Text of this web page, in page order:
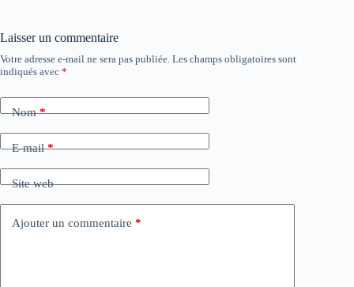
Laisser un commentaire
Votre adresse e-mail ne sera pas publiée. Les champs obligatoires sont
indiqués avec *
Nom*
E-mail*
Site web
Ajouter un commentaire *